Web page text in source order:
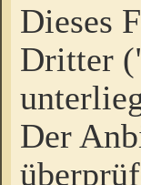
Dieses
Dritter
Der